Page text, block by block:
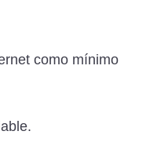
como mínimo